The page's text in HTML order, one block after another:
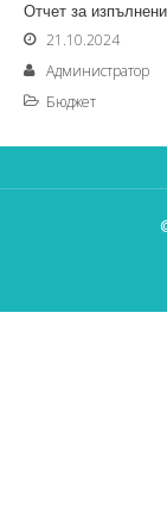
Отчет за
21.10.2024
Администратор
Бюджет